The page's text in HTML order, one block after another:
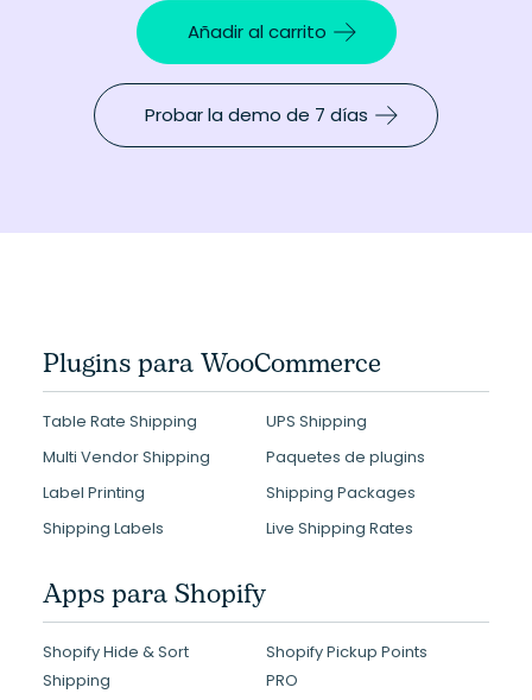
Añadir al carrito
Probar la demo de 7 días
Plugins para WooCommerce
Table Rate Shipping
UPS Shipping
Multi Vendor Shipping
Paquetes de plugins
Label Printing
Shipping Packages
Shipping Labels
Live Shipping Rates
Apps para Shopify
Shopify Hide & Sort
Shipping
Shopify Pickup Points
PRO